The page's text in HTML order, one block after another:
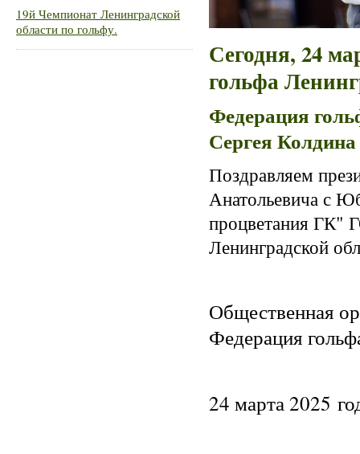
19й Чемпионат Ленинградской
области по гольфу.
Сегодня, 24
гольфа
Федерация
Сергея
Поздравляем
Анатольевича с
процветания ГК"
Ленинградской
Общественная
Федерация
24 марта 2025